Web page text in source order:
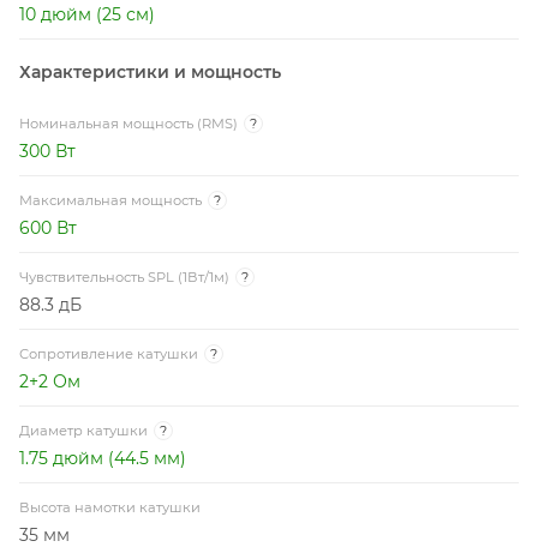
10 дюйм (25 см)
Характеристики и мощность
Номинальная мощность (RMS) ?
300 Вт
Максимальная мощность ?
600 Вт
Чувствительность SPL (1Вт/1м) ?
88.3 дБ
Сопротивление катушки ?
2+2 Ом
Диаметр катушки ?
1.75 дюйм (44.5 мм)
Высота намотки катушки
35 мм